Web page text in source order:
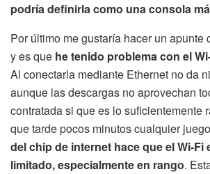
podría definirla como una consola
Por último me gustaría hacer un apunte
y es que he tenido problema con el
Al conectarla mediante Ethernet no da
aunque las descargas no aprovechan
contratada si que es lo suficientemente
que tarde pocos minutos cualquier
del chip de internet hace que el Wi-Fi
limitado, especialmente en rango.